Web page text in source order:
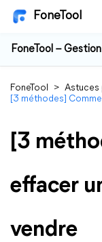
FoneTool
FoneTool –
FoneTool > Astuces
[3 méthodes]
[3
effacer
vendre